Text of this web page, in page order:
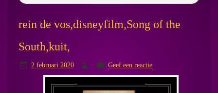
rein de vos,disneyfilm,Song of the
South,kuit,
2 februari 2020 Geef een reactie